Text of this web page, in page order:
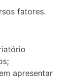
fatores.
apresentar